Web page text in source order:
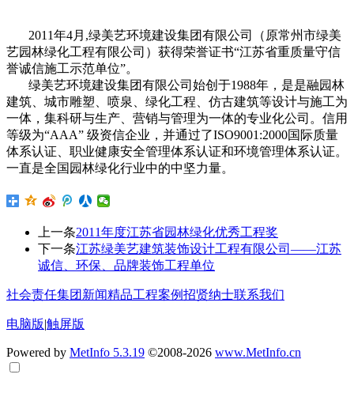
2011年4月,绿美艺环境建设集团有限公司（原常州市绿美
艺园林绿化工程有限公司）获得荣誉证书“江苏省重质量守信
誉诚信施工示范单位”。
绿美艺环境建设集团有限公司始创于1988年，是是融园林
建筑、城市雕塑、喷泉、绿化工程、仿古建筑等设计与施工为
一体，集科研与生产、营销与管理为一体的专业化公司。信用
等级为“AAA” 级资信企业，并通过了ISO9001:2000国际质量
体系认证、职业健康安全管理体系认证和环境管理体系认证。
一直是全国园林绿化行业中的中坚力量。
上一条2011年度江苏省园林绿化优秀工程奖
下一条江苏绿美艺建筑装饰设计工程有限公司——江苏
诚信、环保、品牌装饰工程单位
社会责任集团新闻精品工程案例招贤纳士联系我们
电脑版|触屏版
Powered by MetInfo 5.3.19 ©2008-2026 www.MetInfo.cn